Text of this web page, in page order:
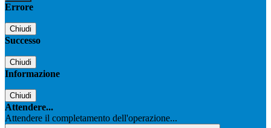
Errore
Chiudi
Successo
Chiudi
Informazione
Chiudi
Attendere...
Attendere il completamento dell'operazione...